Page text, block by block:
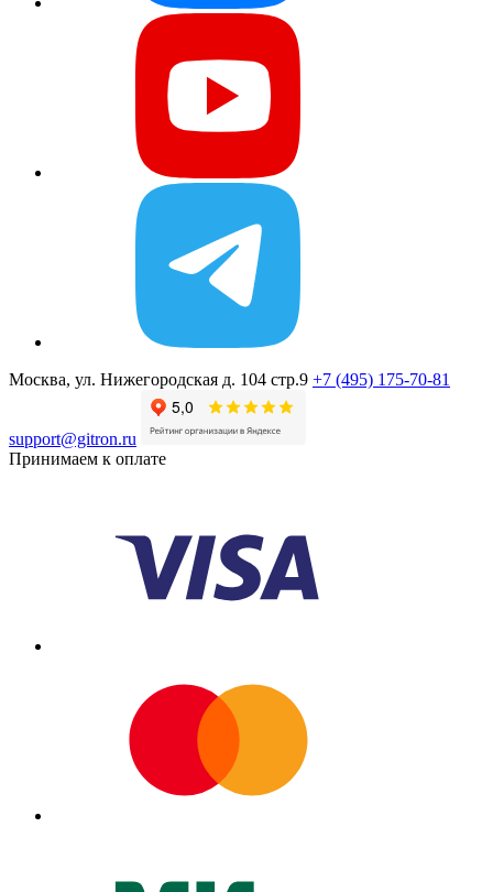
Москва, ул. Нижегородская д. 104 стр.9 +7 (495) 175-70-81
support@gitron.ru
Принимаем к оплате